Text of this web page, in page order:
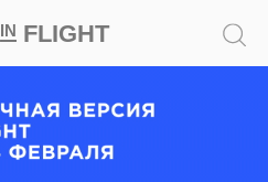
INFLIGHT